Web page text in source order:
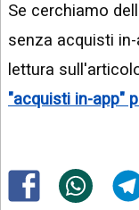
Se cerchiamo
senza acquisti
lettura
"acquisti in-app"